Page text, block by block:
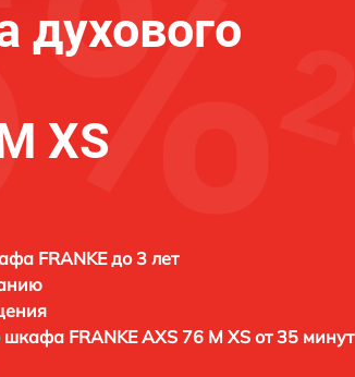
духового
XS
FRANKE до 3 лет
шкафа FRANKE AXS 76 M XS от 35 минут